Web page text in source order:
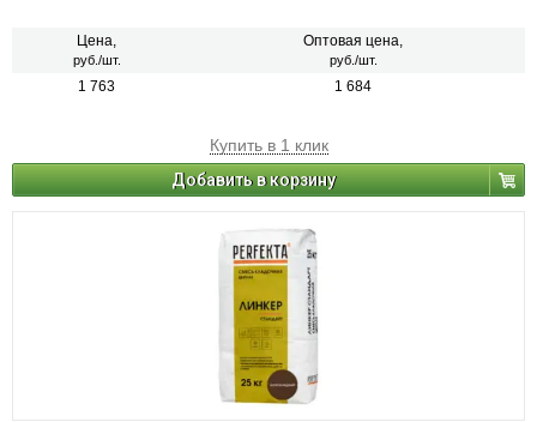
Цена,
руб./шт.
Оптовая цена,
руб./шт.
1 763 1 684
Купить в 1 клик
Добавить в корзину